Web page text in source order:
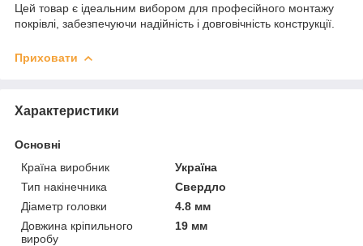
Цей товар є ідеальним вибором для професійного монтажу
покрівлі, забезпечуючи надійність і довговічність конструкції.
Приховати
Характеристики
Основні
Країна виробник
Україна
Тип накінечника
Свердло
Діаметр головки
4.8 мм
Довжина кріпильного
виробу
19 мм